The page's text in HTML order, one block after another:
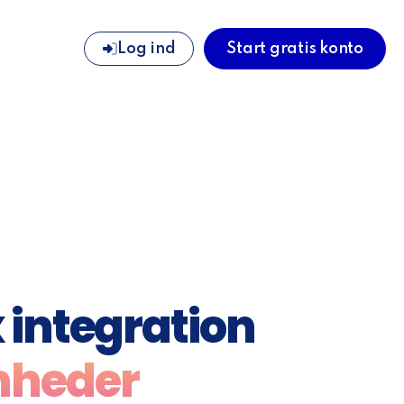
Log ind Start gratis konto
integration